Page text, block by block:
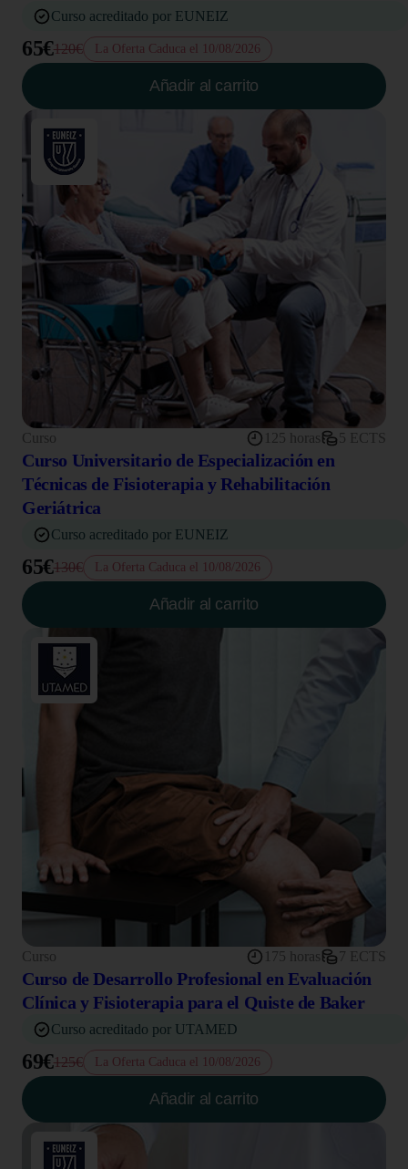
Curso acreditado por EUNEIZ
65€120€ La Oferta Caduca el 10/08/2026
Añadir al carrito
Curso 125 horas 5 ECTS
Curso Universitario de Especialización en
Técnicas de Fisioterapia y Rehabilitación
Geriátrica
Curso acreditado por EUNEIZ
65€130€ La Oferta Caduca el 10/08/2026
Añadir al carrito
Curso 175 horas 7 ECTS
Curso de Desarrollo Profesional en Evaluación
Clínica y Fisioterapia para el Quiste de Baker
Curso acreditado por UTAMED
69€125€ La Oferta Caduca el 10/08/2026
Añadir al carrito